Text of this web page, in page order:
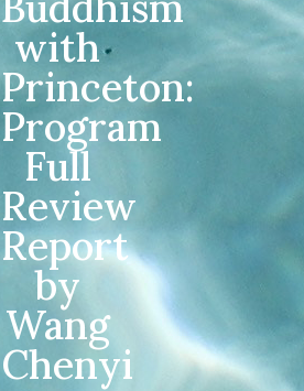
with
Princeton:
Program
Full
Review
Report
by
Wang
Chenyi